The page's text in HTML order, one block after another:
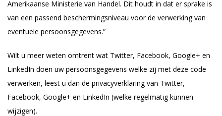
Amerikaanse Ministerie van Handel. Dit houdt in dat er sprake is
van een passend beschermingsniveau voor de verwerking van
eventuele persoonsgegevens.”
Wilt u meer weten omtrent wat Twitter, Facebook, Google+ en
LinkedIn doen uw persoonsgegevens welke zij met deze code
verwerken, leest u dan de privacyverklaring van Twitter,
Facebook, Google+ en LinkedIn (welke regelmatig kunnen
wijzigen).